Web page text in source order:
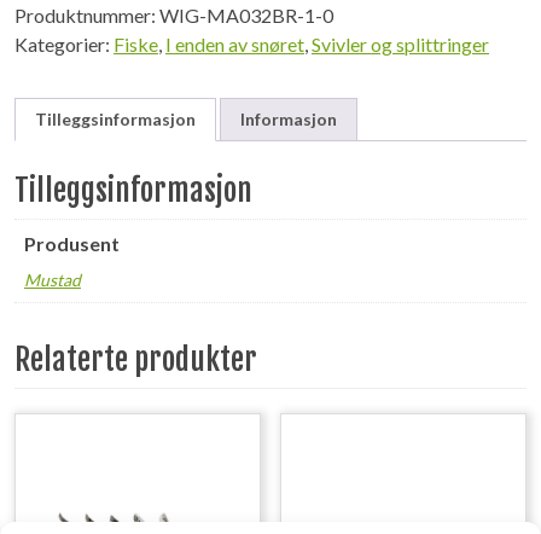
Produktnummer: WIG-MA032BR-1-0
Kategorier: Fiske, I enden av snøret,Svivler og splittringer
Tilleggsinformasjon Informasjon
Tilleggsinformasjon
Produsent
Mustad
Relaterte produkter